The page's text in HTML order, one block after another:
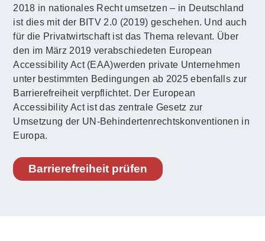
2018 in nationales Recht umsetzen – in Deutschland
ist dies mit der BITV 2.0 (2019) geschehen. Und auch
für die Privatwirtschaft ist das Thema relevant. Über
den im März 2019 verabschiedeten European
Accessibility Act (EAA)werden private Unternehmen
unter bestimmten Bedingungen ab 2025 ebenfalls zur
Barrierefreiheit verpflichtet. Der European
Accessibility Act ist das zentrale Gesetz zur
Umsetzung der UN-Behindertenrechtskonventionen in
Europa.
Barrierefreiheit prüfen